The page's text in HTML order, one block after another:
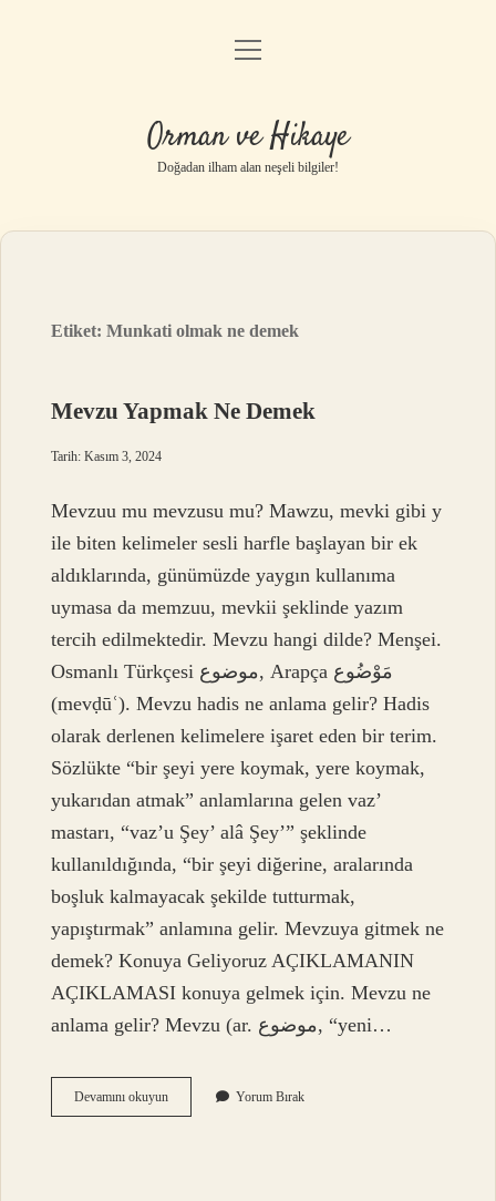
Anasayfa
Yasal Uyarı
menüyü
Orman ve Hikaye
Doğadan ilham alan neşeli bilgiler!
Etiket:Munkati olmak ne demek
Mevzu Yapmak Ne Demek
Tarih: Kasım 3, 2024
Mevzuu mu mevzusu mu? Mawzu, mevki gibi y
ile biten kelimeler sesli harfle başlayan bir ek
aldıklarında, günümüzde yaygın kullanıma
uymasa da memzuu, mevkii şeklinde yazım
tercih edilmektedir. Mevzu hangi dilde? Menşei.
Osmanlı Türkçesi موضوع‎, Arapça مَوْضُوع‎
(mevḍūʿ). Mevzu hadis ne anlama gelir? Hadis
olarak derlenen kelimelere işaret eden bir terim.
Sözlükte “bir şeyi yere koymak, yere koymak,
yukarıdan atmak” anlamlarına gelen vaz’
mastarı, “vaz’u Şey’ alâ Şey’” şeklinde
kullanıldığında, “bir şeyi diğerine, aralarında
boşluk kalmayacak şekilde tutturmak,
yapıştırmak” anlamına gelir. Mevzuya gitmek ne
demek? Konuya Geliyoruz AÇIKLAMANIN
AÇIKLAMASI konuya gelmek için. Mevzu ne
anlama gelir? Mevzu (ar. موضوع, “yeni…
Devamını okuyunMevzu
Yapmak
Yorum Bırak